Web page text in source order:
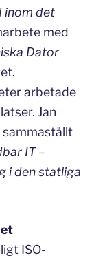
inom det
med
Dator
arbetade
Jan
sammaställt
IT –
i den statliga
ISO-